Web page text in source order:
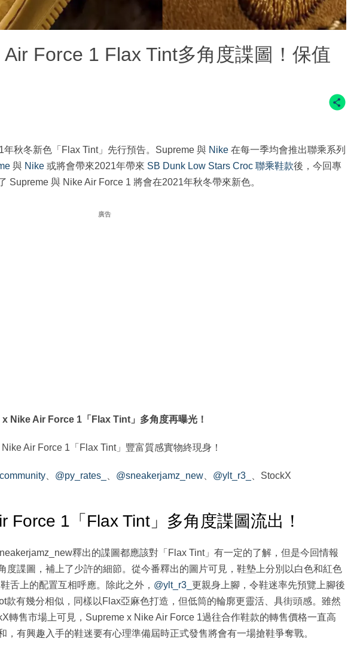
Force 1 Flax Tint多角度諜圖！保值
年秋冬新色「Flax Tint」先行預告。Supreme 與 Nike 在每一季均會推出聯乘系列
與 Nike 或將會帶來2021年帶來 SB Dunk Low Stars Croc 聯乘鞋款後，今回專
Supreme 與 Nike Air Force 1 將會在2021年秋冬帶來新色。
廣告
Nike Air Force 1「Flax Tint」多角度再曝光！
Air Force 1「Flax Tint」豐富質感實物終現身！
@py_rates_ @sneakerjamz_new @ylt_r3_ 、StockX
Force 1「Flax Tint」多角度諜圖流出！
釋出的諜圖都應該對「Flax Tint」有一定的了解，但是今回情報
度諜圖，補上了少許的細節。從今番釋出的圖片可見，鞋墊上分別以白色和紅色
舌上的配置互相呼應。除此之外， @ylt_r3_ 更親身上腳，令鞋迷率先預覽上腳後
款有幾分相似，同樣以Flax亞麻色打造，但低筒的輪廓更靈活、具街頭感。雖然
轉售市場上可見，Supreme x Nike Air Force 1過往合作鞋款的轉售價格一直高
，有興趣入手的鞋迷要有心理準備屆時正式發售將會有一場搶鞋爭奪戰。